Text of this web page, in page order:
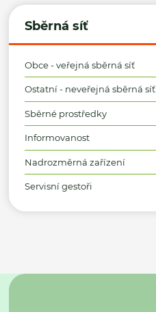
Sběrná síť
Obce - veřejná sběrná síť
Ostatní - neveřejná sběrná síť
Sběrné prostředky
Informovanost
Nadrozměrná zařízení
Servisní gestoři